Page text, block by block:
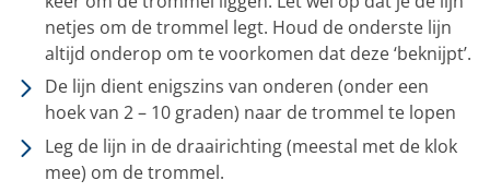
netjes om de trommel legt. Houd de onderste lijn
altijd onderop om te voorkomen dat deze ‘beknijpt’.
De lijn dient enigszins van onderen (onder een
hoek van 2 – 10 graden) naar de trommel te lopen
Leg de lijn in de draairichting (meestal met de klok
mee) om de trommel.